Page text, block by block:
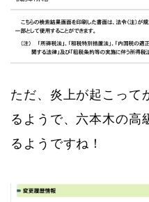
ただ、炎上が起こって
るようで、六本木の高
るようですね！